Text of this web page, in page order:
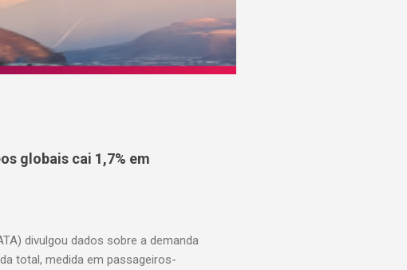
globais cai 1,7% em
divulgou dados sobre a demanda
total, medida em passageiros-